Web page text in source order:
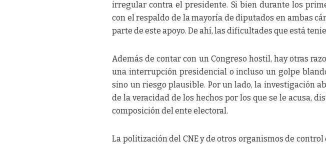
irregular contra el presidente. Si bien durante los
con el respaldo de la mayoría de diputados en ambas
parte de este apoyo. De ahí, las dificultades que está
Además de contar con un Congreso hostil, hay otras
una interrupción presidencial o incluso un golpe
sino un riesgo plausible. Por un lado, la investigación
de la veracidad de los hechos por los que se le acusa,
composición del ente electoral.
La politización del CNE y de otros organismos de